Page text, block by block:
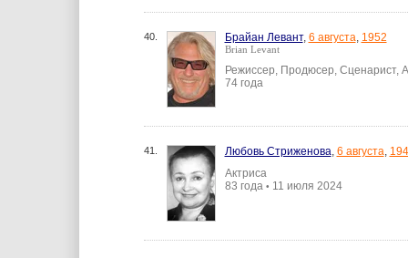
40. Брайан Левант, 6 августа, 1952
Brian Levant
Режиссер, Продюсер, Сценарист,
74 года
41. Любовь Стриженова, 6 августа,
Актриса
83 года • 11 июля 2024